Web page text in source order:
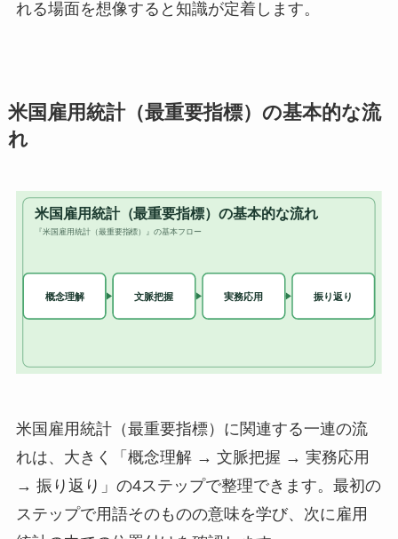
れる場面を想像すると知識が定着します。
米国雇用統計（最重要指標）の基本的な流
れ
米国雇用統計（最重要指標）に関連する一連の流
れは、大きく「概念理解 → 文脈把握 → 実務応用
→ 振り返り」の4ステップで整理できます。最初の
ステップで用語そのものの意味を学び、次に雇用